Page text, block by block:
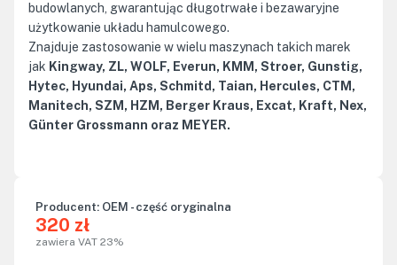
budowlanych, gwarantując długotrwałe i bezawaryjne
użytkowanie układu hamulcowego.
Znajduje zastosowanie w wielu maszynach takich marek
jak Kingway, ZL, WOLF, Everun, KMM, Stroer, Gunstig,
Hytec, Hyundai, Aps, Schmitd, Taian, Hercules, CTM,
Manitech, SZM, HZM, Berger Kraus, Excat, Kraft, Nex,
Günter Grossmann oraz MEYER.
Producent: OEM - część oryginalna
320 zł
zawiera VAT 23%